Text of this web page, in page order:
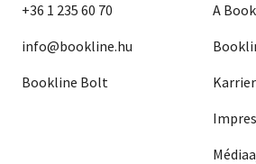
+36 1 235 60 70
info@bookline.hu
Bookline Bolt
A
Karrier